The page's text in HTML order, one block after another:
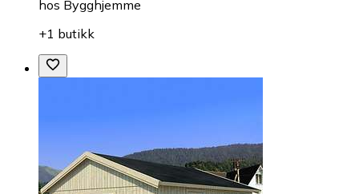
hos Bygghjemme
+1 butikk